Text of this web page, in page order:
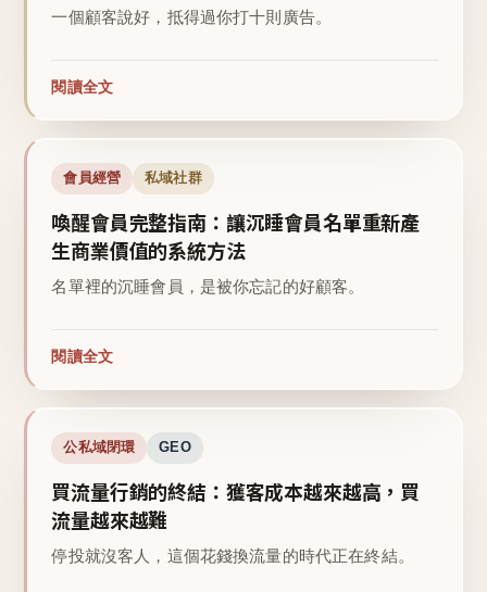
一個顧客說好，抵得過你打十則廣告。
閱讀全文
會員經營 私域社群
喚醒會員完整指南：讓沉睡會員名單重新產
生商業價值的系統方法
名單裡的沉睡會員，是被你忘記的好顧客。
閱讀全文
公私域閉環 GEO
買流量行銷的終結：獲客成本越來越高，買
流量越來越難
停投就沒客人，這個花錢換流量的時代正在終結。